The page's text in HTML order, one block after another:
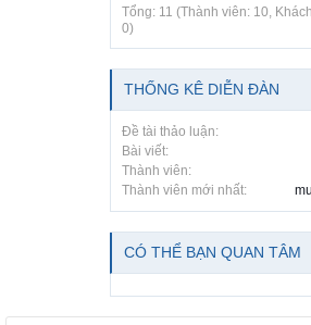
Tổng: 11 (Thành viên: 10,
0)
THỐNG KÊ DIỄN ĐÀN
Đề tài thảo luận:
Bài viết:
Thành viên:
Thành viên mới nhất:
CÓ THỂ BẠN QUAN TÂM